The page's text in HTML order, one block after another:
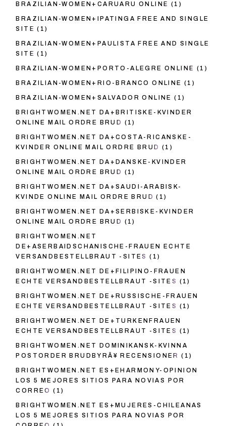
BRAZILIAN-WOMEN+CARUARU ONLINE (1)
BRAZILIAN-WOMEN+IPATINGA FREE AND SINGLE
SITE (1)
BRAZILIAN-WOMEN+PAULISTA FREE AND SINGLE
SITE (1)
BRAZILIAN-WOMEN+PORTO-ALEGRE ONLINE (1)
BRAZILIAN-WOMEN+RIO-BRANCO ONLINE (1)
BRAZILIAN-WOMEN+SALVADOR ONLINE (1)
BRIGHTWOMEN.NET DA+BRITISKE-KVINDER
ONLINE MAIL ORDRE BRUD (1)
BRIGHTWOMEN.NET DA+COSTA-RICANSKE-
KVINDER ONLINE MAIL ORDRE BRUD (1)
BRIGHTWOMEN.NET DA+DANSKE-KVINDER
ONLINE MAIL ORDRE BRUD (1)
BRIGHTWOMEN.NET DA+SAUDI-ARABISK-
KVINDE ONLINE MAIL ORDRE BRUD (1)
BRIGHTWOMEN.NET DA+SERBISKE-KVINDER
ONLINE MAIL ORDRE BRUD (1)
BRIGHTWOMEN.NET
DE+ASERBAIDSCHANISCHE-FRAUEN ECHTE
VERSANDBESTELLBRAUT -SITES (1)
BRIGHTWOMEN.NET DE+FILIPINO-FRAUEN
ECHTE VERSANDBESTELLBRAUT -SITES (1)
BRIGHTWOMEN.NET DE+RUSSISCHE-FRAUEN
ECHTE VERSANDBESTELLBRAUT -SITES (1)
BRIGHTWOMEN.NET DE+TURKENFRAUEN
ECHTE VERSANDBESTELLBRAUT -SITES (1)
BRIGHTWOMEN.NET DOMINIKANSK-KVINNA
POSTORDER BRUDBYRÃ¥ RECENSIONER (1)
BRIGHTWOMEN.NET ES+EHARMONY-OPINION
LOS 5 MEJORES SITIOS PARA NOVIAS POR
CORREO (1)
BRIGHTWOMEN.NET ES+MUJERES-CHILEANAS
LOS 5 MEJORES SITIOS PARA NOVIAS POR